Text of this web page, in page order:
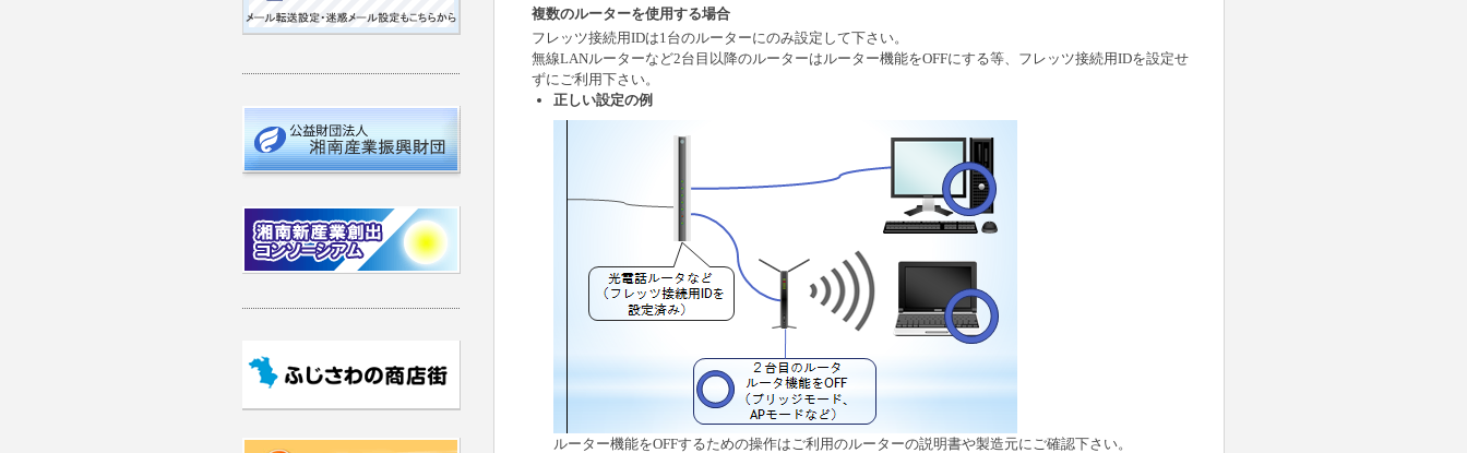
複数のルーターを使用する場合
フレッツ接続用IDは1台のルーターにのみ設定して下さい。
無線LANルーターなど2台目以降のルーターはルーター機能をOFFにする等、フレッツ接続用IDを設定せ
ずにご利用下さい。
正しい設定の例
ルーター機能をOFFするための操作はご利用のルーターの説明書や製造元にご確認下さい。